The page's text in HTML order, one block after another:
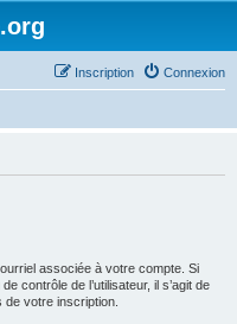
Connexion
Inscription
associée à votre compte. Si
contrôle de l’utilisateur, il s’agit de
votre inscription.